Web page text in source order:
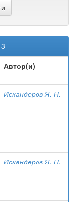
Автор(и)
Искандеров Я. Н.
Искандеров Я. Н.